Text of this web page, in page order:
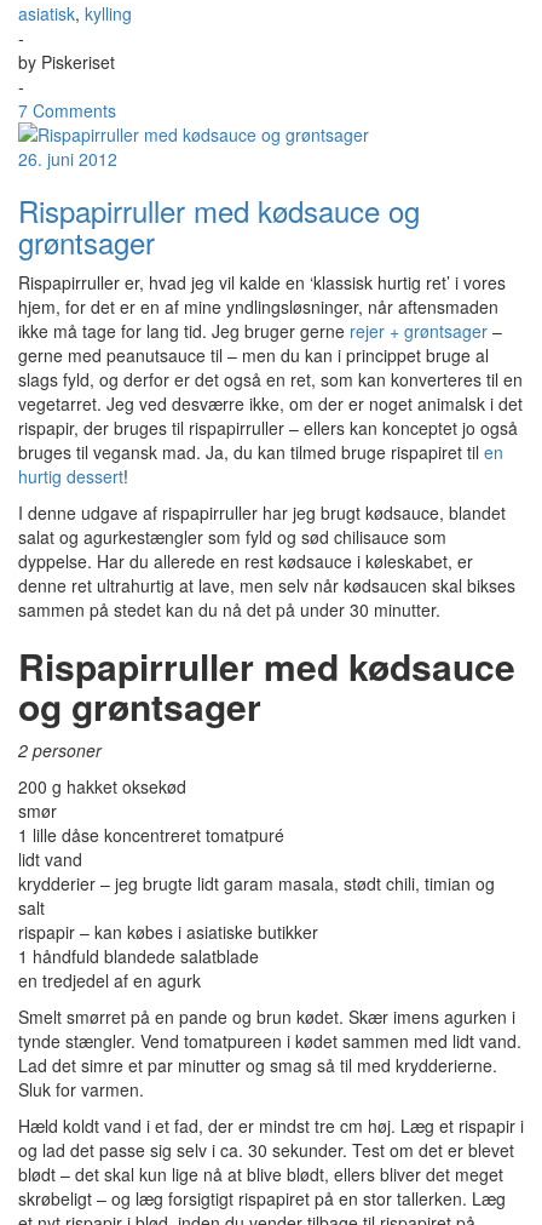
asiatisk, kylling
-
by Piskeriset
-
7 Comments
26. juni 2012
Rispapirruller med kødsauce og
grøntsager
Rispapirruller er, hvad jeg vil kalde en ‘klassisk hurtig ret’ i vores
hjem, for det er en af mine yndlingsløsninger, når aftensmaden
ikke må tage for lang tid. Jeg bruger gerne rejer + grøntsager –
gerne med peanutsauce til – men du kan i princippet bruge al
slags fyld, og derfor er det også en ret, som kan konverteres til en
vegetarret. Jeg ved desværre ikke, om der er noget animalsk i det
rispapir, der bruges til rispapirruller – ellers kan konceptet jo også
bruges til vegansk mad. Ja, du kan tilmed bruge rispapiret til en
hurtig dessert!
I denne udgave af rispapirruller har jeg brugt kødsauce, blandet
salat og agurkestængler som fyld og sød chilisauce som
dyppelse. Har du allerede en rest kødsauce i køleskabet, er
denne ret ultrahurtig at lave, men selv når kødsaucen skal bikses
sammen på stedet kan du nå det på under 30 minutter.
Rispapirruller med kødsauce
og grøntsager
2 personer
200 g hakket oksekød
smør
1 lille dåse koncentreret tomatpuré
lidt vand
krydderier – jeg brugte lidt garam masala, stødt chili, timian og
salt
rispapir – kan købes i asiatiske butikker
1 håndfuld blandede salatblade
en tredjedel af en agurk
Smelt smørret på en pande og brun kødet. Skær imens agurken i
tynde stængler. Vend tomatpureen i kødet sammen med lidt vand.
Lad det simre et par minutter og smag så til med krydderierne.
Sluk for varmen.
Hæld koldt vand i et fad, der er mindst tre cm høj. Læg et rispapir i
og lad det passe sig selv i ca. 30 sekunder. Test om det er blevet
blødt – det skal kun lige nå at blive blødt, ellers bliver det meget
skrøbeligt – og læg forsigtigt rispapiret på en stor tallerken. Læg